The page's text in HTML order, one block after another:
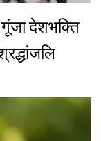
देशभक्ति